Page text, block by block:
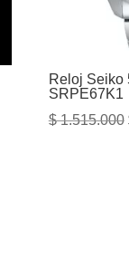
Reloj Seiko
SRPE67K1
$1.515.000